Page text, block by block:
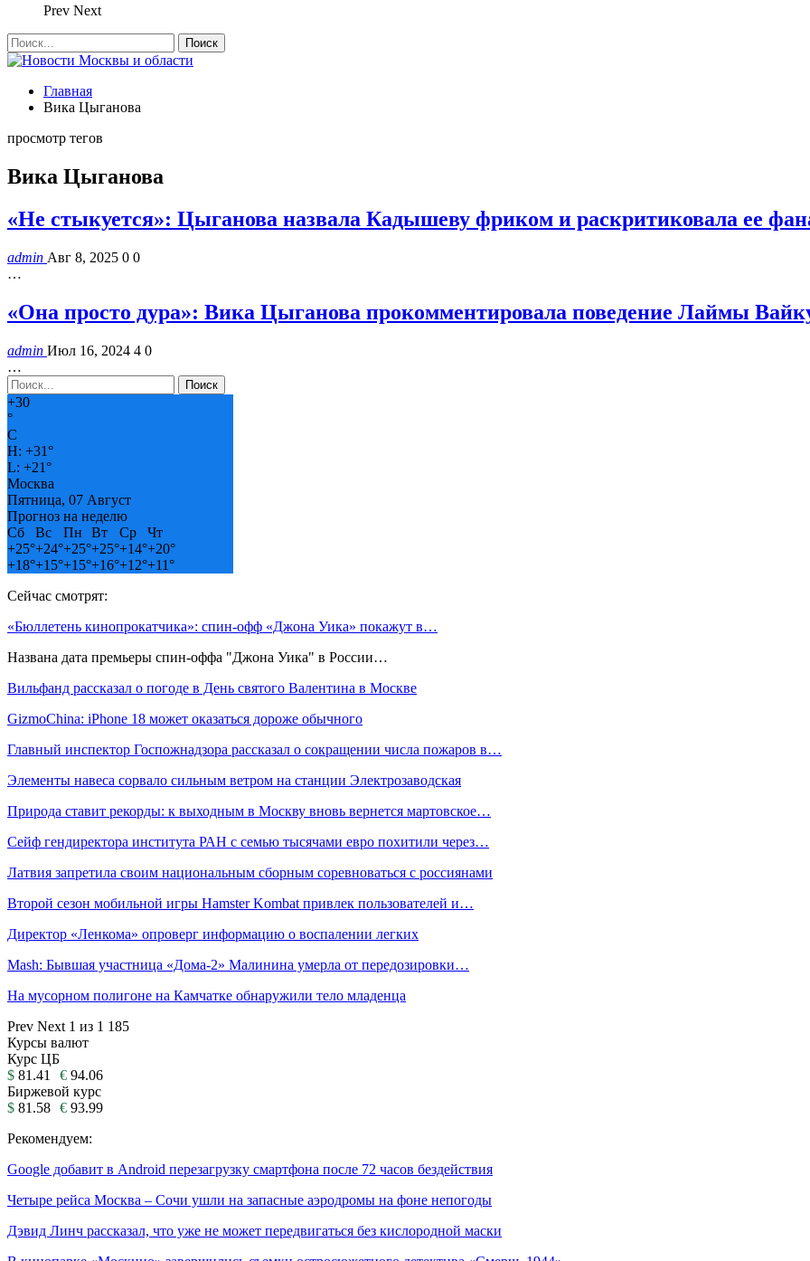
Prev Next
Главная
Вика Цыганова
просмотр тегов
Вика Цыганова
«Не стыкуется»: Цыганова назвала Кадышеву фриком и раскритиковала ее
admin Авг 8, 2025 0 0
…
«Она просто дура»: Вика Цыганова прокомментировала поведение Лаймы
admin Июл 16, 2024 4 0
…
+30
°
C
H: +31°
L: +21°
Москва
Пятница, 07 Август
Прогноз на неделю
Сб
Вс Пн Вт Ср
Чт
+25°+24°+25°+25°+14°+20°
+18°+15°+15°+16°+12°+11°
Сейчас смотрят:
«Бюллетень кинопрокатчика»: спин-офф «Джона Уика» покажут в…
Названа дата премьеры спин-оффа "Джона Уика" в России…
Вильфанд рассказал о погоде в День святого Валентина в Москве
GizmoChina: iPhone 18 может оказаться дороже обычного
Главный инспектор Госпожнадзора рассказал о сокращении числа пожаров в…
Элементы навеса сорвало сильным ветром на станции Электрозаводская
Природа ставит рекорды: к выходным в Москву вновь вернется мартовское…
Сейф гендиректора института РАН с семью тысячами евро похитили через…
Латвия запретила своим национальным сборным соревноваться с россиянами
Второй сезон мобильной игры Hamster Kombat привлек пользователей и…
Директор «Ленкома» опроверг информацию о воспалении легких
Mash: Бывшая участница «Дома-2» Малинина умерла от передозировки…
На мусорном полигоне на Камчатке обнаружили тело младенца
Prev Next 1 из 1 185
Курсы валют
Курс ЦБ
$ 81.41 € 94.06
Биржевой курс
$ 81.58 € 93.99
Рекомендуем:
Google добавит в Android перезагрузку смартфона после 72 часов бездействия
Четыре рейса Москва – Сочи ушли на запасные аэродромы на фоне непогоды
Дэвид Линч рассказал, что уже не может передвигаться без кислородной маски